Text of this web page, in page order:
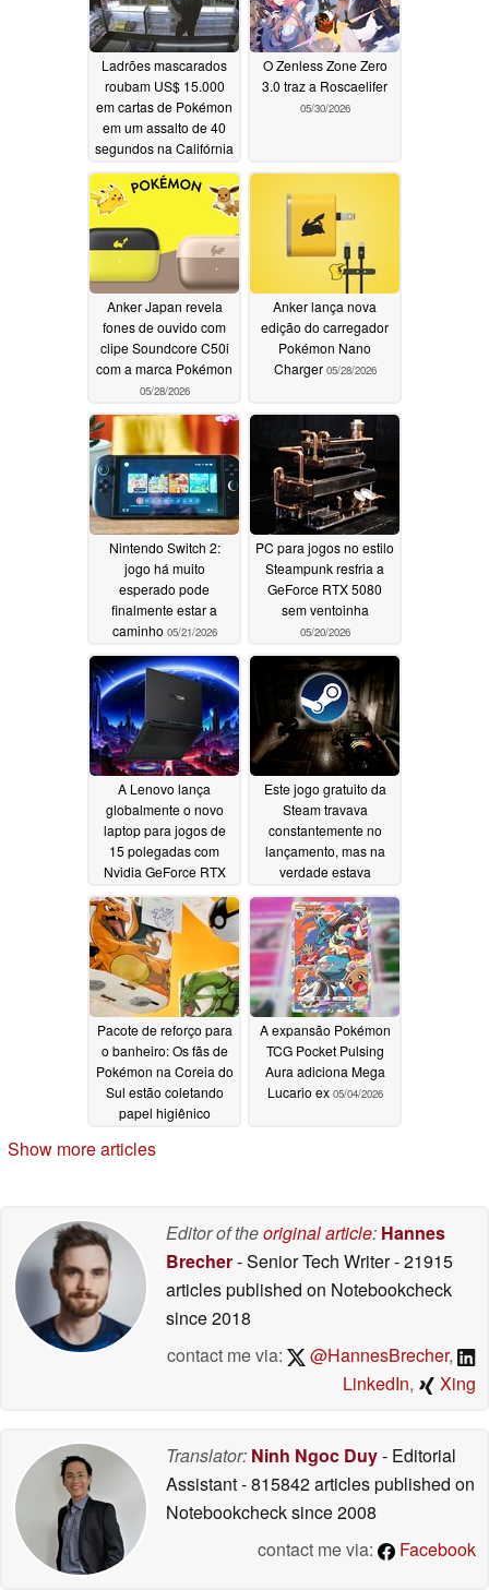
Ladrões mascarados
roubam US$ 15.000
em cartas de Pokémon
em um assalto de 40
segundos na Califórnia
06/13/2026
O Zenless Zone Zero
3.0 traz a Roscaelifer
05/30/2026
Anker Japan revela
fones de ouvido com
clipe Soundcore C50i
com a marca Pokémon
05/28/2026
Anker lança nova
edição do carregador
Pokémon Nano
Charger 05/28/2026
Nintendo Switch 2:
jogo há muito
esperado pode
finalmente estar a
caminho 05/21/2026
PC para jogos no estilo
Steampunk resfria a
GeForce RTX 5080
sem ventoinha
05/20/2026
A Lenovo lança
globalmente o novo
laptop para jogos de
15 polegadas com
Nvidia GeForce RTX
OLED de 1.100 nit
05/20/2026
Este jogo gratuito da
Steam travava
constantemente no
lançamento, mas na
verdade estava
segundo plano
05/20/2026
Pacote de reforço para
o banheiro: Os fãs de
Pokémon na Coreia do
Sul estão coletando
papel higiênico
A expansão Pokémon
TCG Pocket Pulsing
Aura adiciona Mega
Lucario ex 05/04/2026
Show more articles
Editor of theoriginal article: Hannes
Brecher- Senior Tech Writer- 21915
articles published on Notebookcheck
since 2018
contact me via:
@HannesBrecher,
LinkedIn, Xing
Translator: Ninh Ngoc Duy- Editorial
Assistant- 815842 articles published on
Notebookchecksince 2008
contact me via:
Facebook